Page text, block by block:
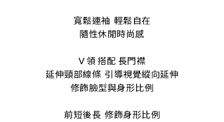
寬鬆連袖 輕鬆自在
隨性休閒時尚感
V 領 搭配 長門襟
延伸頸部線條 引導視覺縱向延伸
修飾臉型與身形比例
前短後長 修飾身形比例